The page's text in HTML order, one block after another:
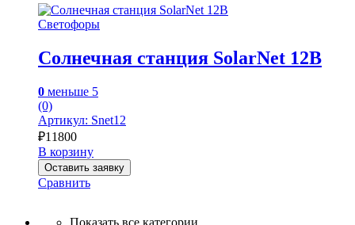
Светофоры
Солнечная станция SolarNet 12В
0 меньше 5
(0)
Артикул: Snet12
₽11800
В корзину
Оставить заявку
Сравнить
Показать все категории